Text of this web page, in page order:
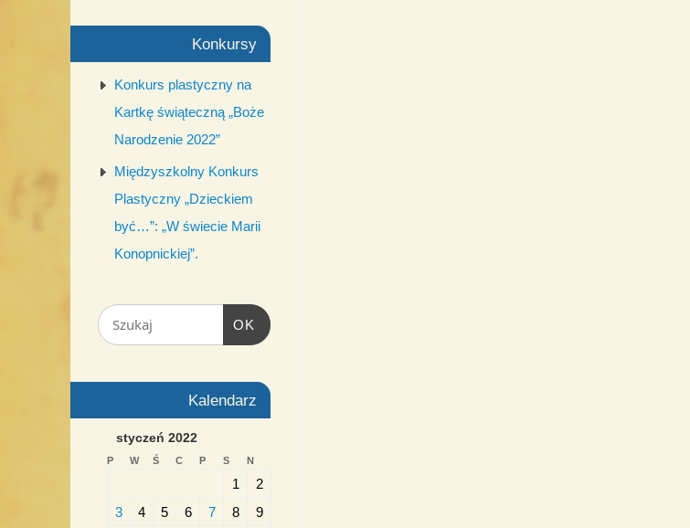
Konkursy
Konkurs plastyczny na
Kartkę świąteczną „Boże
Narodzenie 2022”
Międzyszkolny Konkurs
Plastyczny „Dzieckiem
być…”: „W świecie Marii
Konopnickiej”.
OK
Kalendarz
styczeń 2022
P W Ś C P S N
1
2
3
4 5 6 7 8 9